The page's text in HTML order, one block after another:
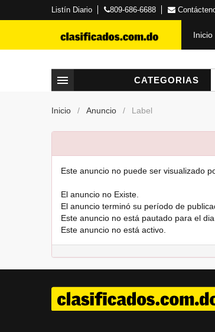
Listín Diario 809-686-6688
Inicio
CATEGORIAS
Inicio Anuncio Label
Este anuncio no puede ser visualizado
El anuncio no Existe.
El anuncio terminó su período de
Este anuncio no está pautado para el dia
Este anuncio no está activo.